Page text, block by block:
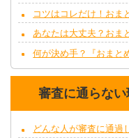
コツはコレだけ！おま
あなたは大丈夫？おま
何が決め手？『おまと
審査に通らな
どんな人が審査に通過